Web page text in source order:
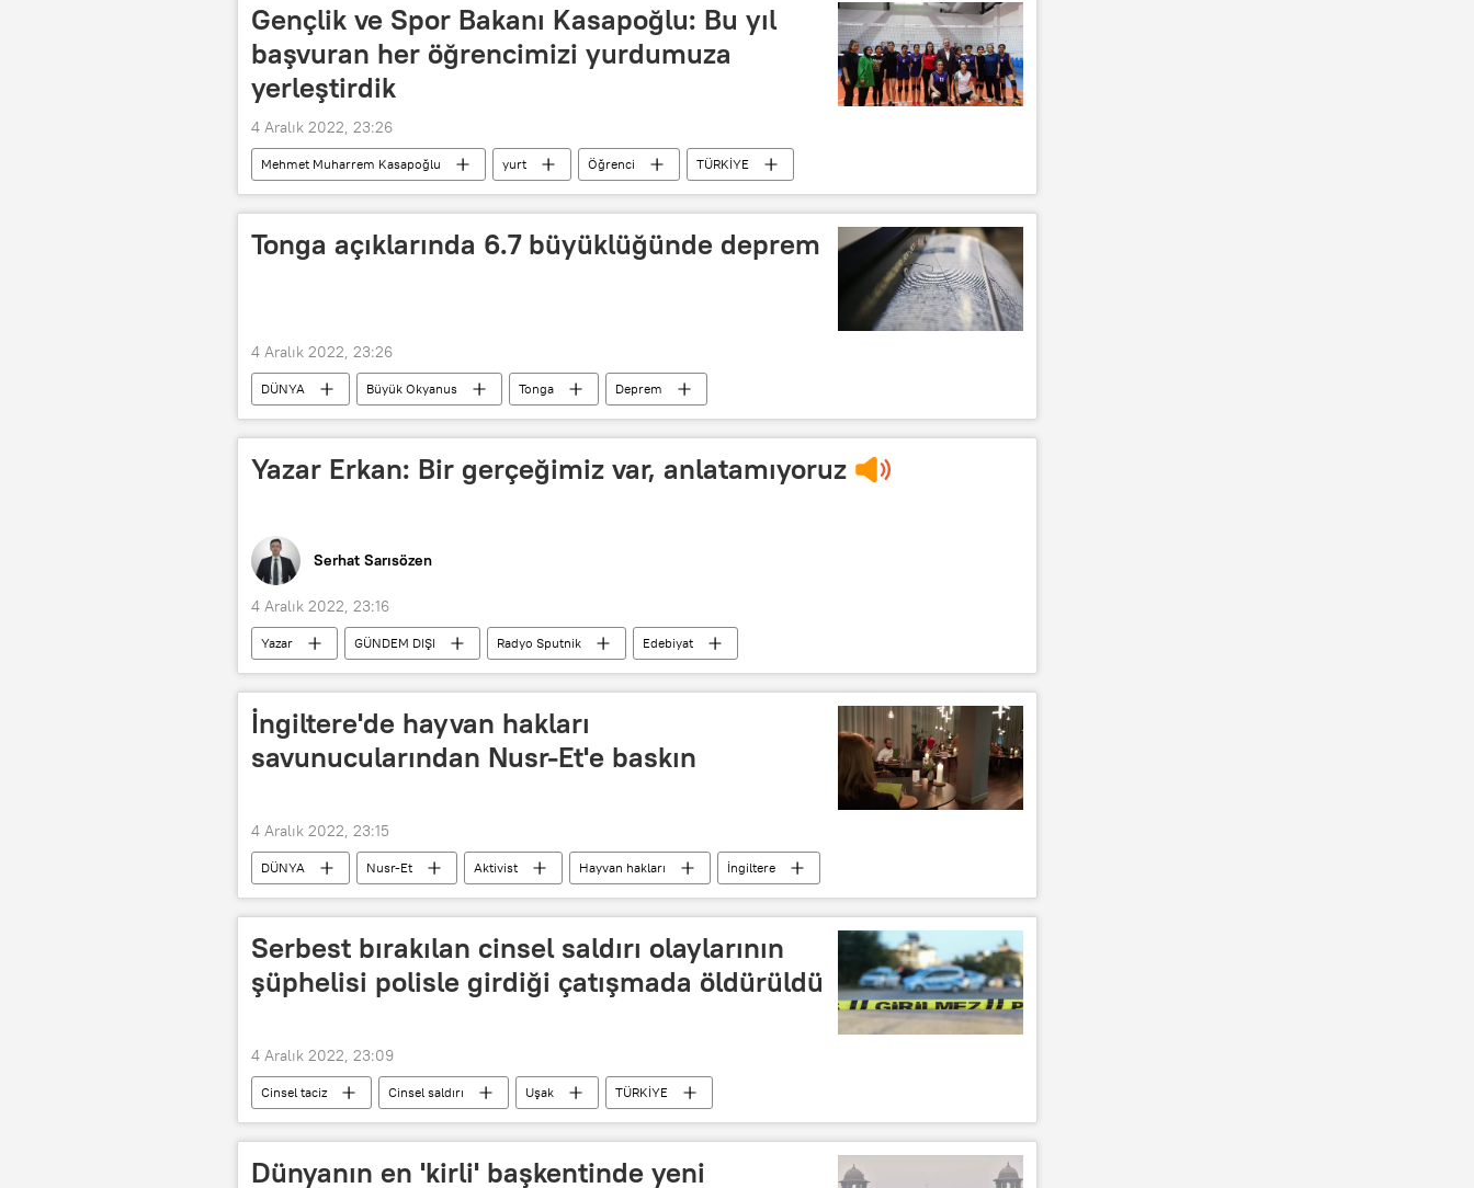
Gençlik ve Spor Bakanı Kasapoğlu: Bu yıl
başvuran her öğrencimizi yurdumuza
yerleştirdik
4 Aralık 2022, 23:26
Mehmet Muharrem Kasapoğlu yurt Öğrenci TÜRKİYE
Tonga açıklarında 6.7 büyüklüğünde deprem
4 Aralık 2022, 23:26
DÜNYA Büyük Okyanus Tonga Deprem
Yazar Erkan: Bir gerçeğimiz var, anlatamıyoruz
Serhat Sarısözen
4 Aralık 2022, 23:16
Yazar GÜNDEM DIŞI Radyo Sputnik Edebiyat
İngiltere'de hayvan hakları
savunucularından Nusr-Et'e baskın
4 Aralık 2022, 23:15
DÜNYA Nusr-Et Aktivist Hayvan hakları
İngiltere
Londra
Baskın
Serbest bırakılan cinsel saldırı olaylarının
şüphelisi polisle girdiği çatışmada öldürüldü
4 Aralık 2022, 23:09
Cinsel taciz Cinsel saldırı Uşak TÜRKİYE
Dünyanın en 'kirli' başkentinde yeni